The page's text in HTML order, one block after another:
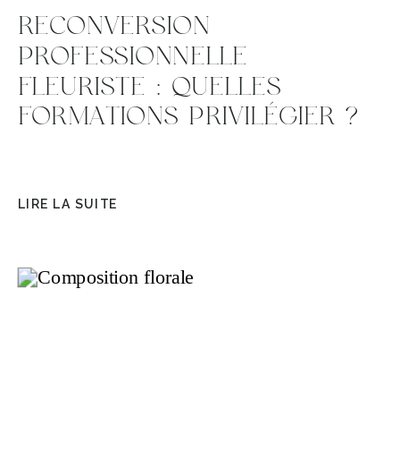
LIRE LA SUITE
RECONVERSION
PROFESSIONNELLE
FLEURISTE : QUELLES
FORMATIONS PRIVILÉGIER ?